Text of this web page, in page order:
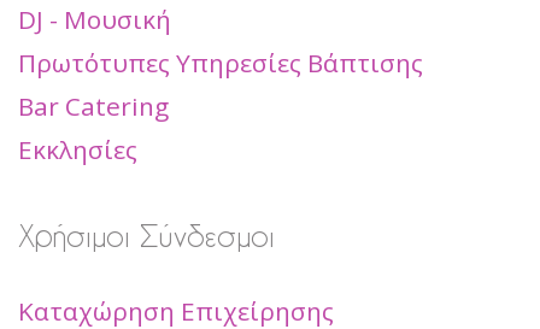
DJ - Μουσική
Πρωτότυπες Υπηρεσίες Βάπτισης
Bar Catering
Εκκλησίες
Χρήσιμοι Σύνδεσμοι
Καταχώρηση Επιχείρησης